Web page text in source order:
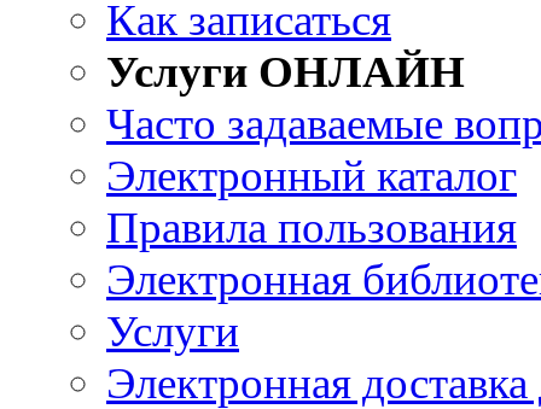
Как записаться
Услуги ОНЛАЙН
Часто задаваемые
Электронный каталог
Правила пользования
Электронная
Услуги
Электронная